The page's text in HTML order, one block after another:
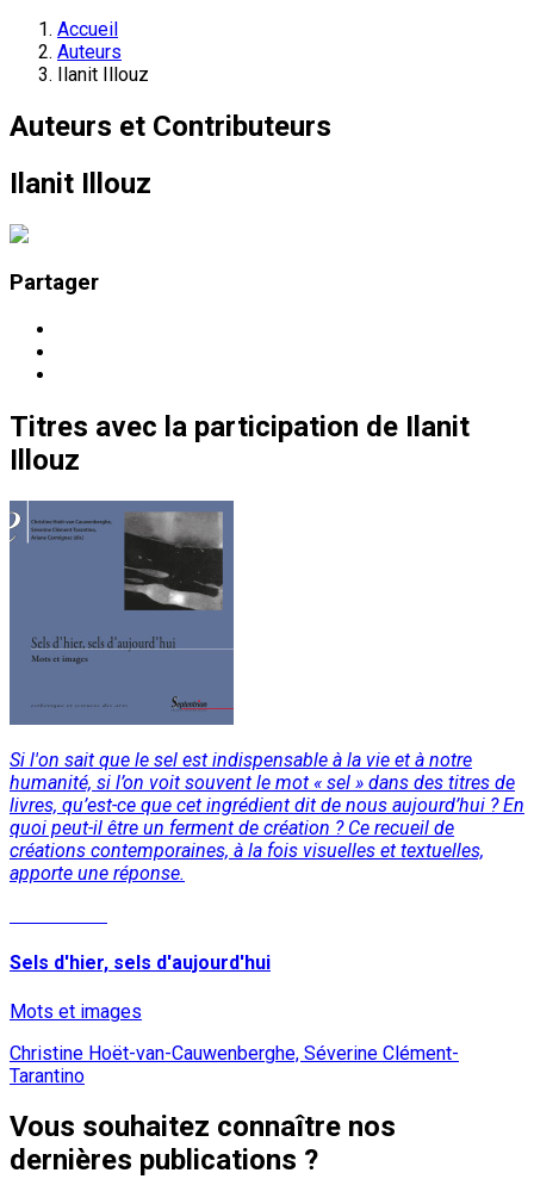
Accueil
Auteurs
Ilanit Illouz
Auteurs et Contributeurs
Ilanit Illouz
Partager
Titres avec la participation de Ilanit
Illouz
Si l'on sait que le sel est indispensable à la vie et à notre
humanité, si l’on voit souvent le mot « sel » dans des titres de
livres, qu’est-ce que cet ingrédient dit de nous aujourd’hui ? En
quoi peut-il être un ferment de création ? Ce recueil de
créations contemporaines, à la fois visuelles et textuelles,
apporte une réponse.
Sels d'hier, sels d'aujourd'hui
Mots et images
Christine Hoët-van-Cauwenberghe, Séverine Clément-
Tarantino
Vous souhaitez connaître nos
dernières publications ?